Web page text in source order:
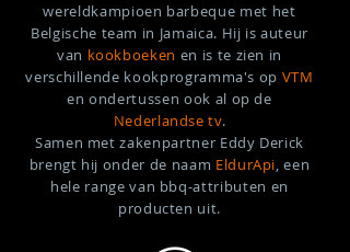
wereldkampioen barbeque met het
Belgische team in Jamaica. Hij is auteur
van kookboeken en is te zien in
verschillende kookprogramma's op VTM
en ondertussen ook al op de
Nederlandse tv.
Samen met zakenpartner Eddy Derick
brengt hij onder de naam EldurApi, een
hele range van bbq-attributen en
producten uit.